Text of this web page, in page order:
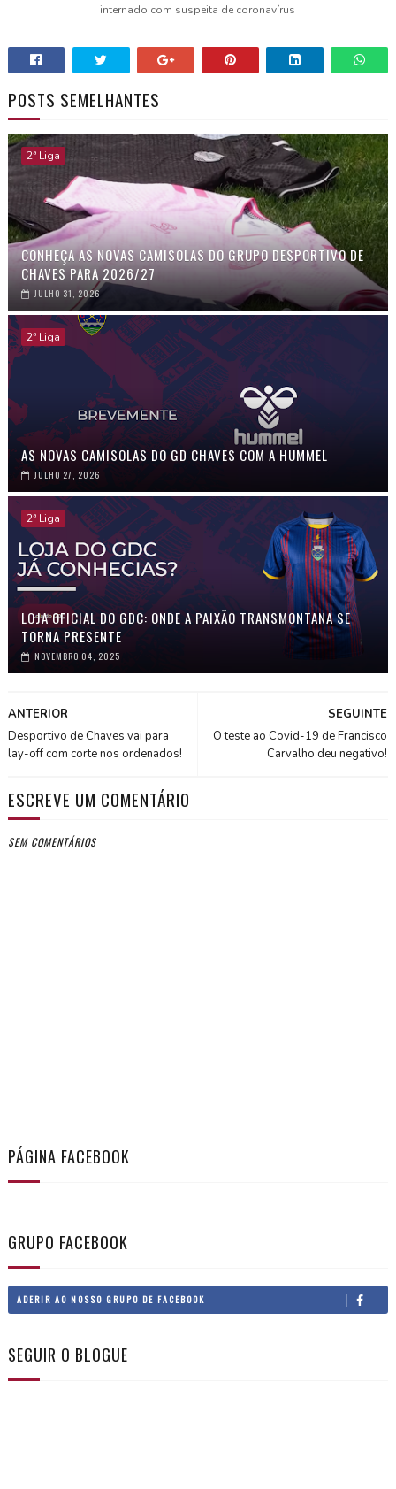
internado com suspeita de coronavírus
POSTS SEMELHANTES
2ª Liga
CONHEÇA AS NOVAS CAMISOLAS DO GRUPO DESPORTIVO DE
CHAVES PARA 2026/27
JULHO 31, 2026
2ª Liga
AS NOVAS CAMISOLAS DO GD CHAVES COM A HUMMEL
JULHO 27, 2026
2ª Liga
LOJA OFICIAL DO GDC: ONDE A PAIXÃO TRANSMONTANA SE
TORNA PRESENTE
NOVEMBRO 04, 2025
SEGUINTE
O teste ao Covid-19 de Francisco
Carvalho deu negativo!
ANTERIOR
Desportivo de Chaves vai para
lay-off com corte nos ordenados!
ESCREVE UM COMENTÁRIO
SEM COMENTÁRIOS
PÁGINA FACEBOOK
GRUPO FACEBOOK
ADERIR AO NOSSO GRUPO DE FACEBOOK
SEGUIR O BLOGUE